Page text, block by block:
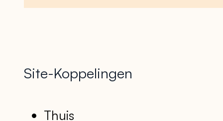
Site-Koppelingen
Thuis